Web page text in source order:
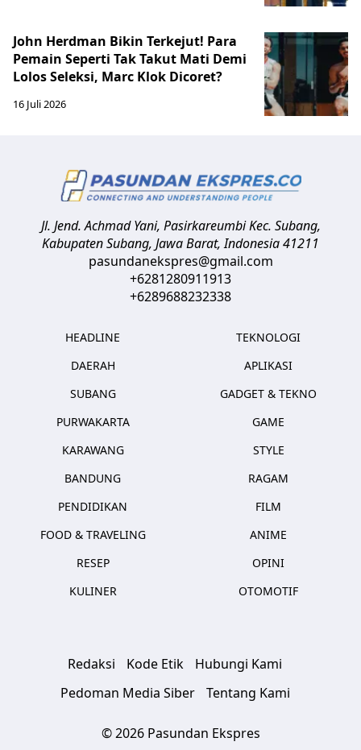
John Herdman Bikin Terkejut! Para
Pemain Seperti Tak Takut Mati Demi
Lolos Seleksi, Marc Klok Dicoret?
16 Juli 2026
Jl. Jend. Achmad Yani, Pasirkareumbi Kec. Subang,
Kabupaten Subang, Jawa Barat,Indonesia41211
pasundanekspres@gmail.com
+6281280911913
+6289688232338
HEADLINE
DAERAH
SUBANG
PURWAKARTA
KARAWANG
BANDUNG
PENDIDIKAN
FOOD & TRAVELING
RESEP
KULINER
TEKNOLOGI
APLIKASI
GADGET & TEKNO
GAME
STYLE
RAGAM
FILM
ANIME
OPINI
OTOMOTIF
Redaksi Kode Etik
Hubungi Kami
Pedoman Media Siber
Tentang Kami
© 2026 Pasundan Ekspres